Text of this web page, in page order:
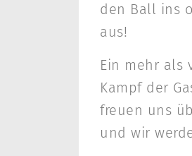
den Ball ins
aus!
Ein mehr als
Kampf der
freuen uns
und wir